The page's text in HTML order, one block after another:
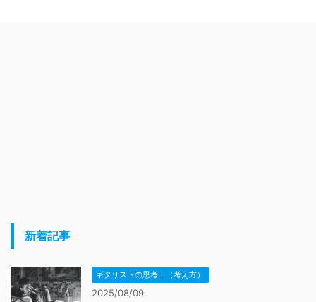
新着記事
ギタリストの思考！（考え方）
2025/08/09